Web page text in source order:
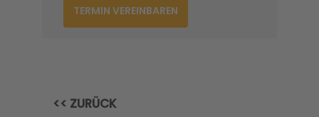
TERMIN VEREINBAREN
<< ZURÜCK